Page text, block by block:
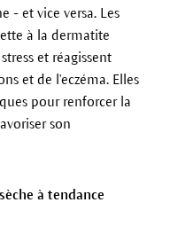
- et vice versa. Les
à la dermatite
et réagissent
et de l'eczéma. Elles
pour renforcer la
son
à tendance